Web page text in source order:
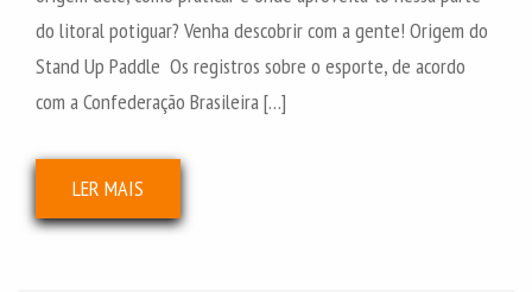
do litoral potiguar? Venha descobrir com a gente! Origem do
Stand Up Paddle Os registros sobre o esporte, de acordo
com a Confederação Brasileira […]
LER MAIS